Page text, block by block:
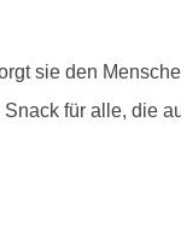
sie den
für alle, die